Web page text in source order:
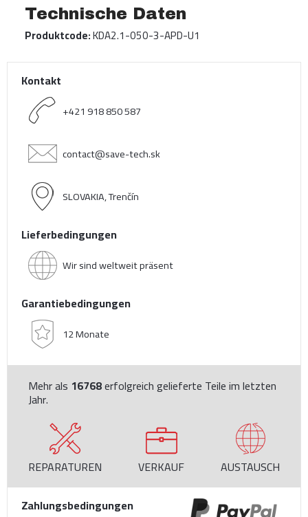
Technische Daten
Produktcode:KDA2.1-050-3-APD-U1
Kontakt
+421 918 850 587
contact@save-tech.sk
SLOVAKIA, Trenčín
Lieferbedingungen
Wir sind weltweit präsent
Garantiebedingungen
12 Monate
Mehr als 16768erfolgreich gelieferte Teile im letzten
Jahr.
REPARATUREN VERKAUF
AUSTAUSCH
Zahlungsbedingungen